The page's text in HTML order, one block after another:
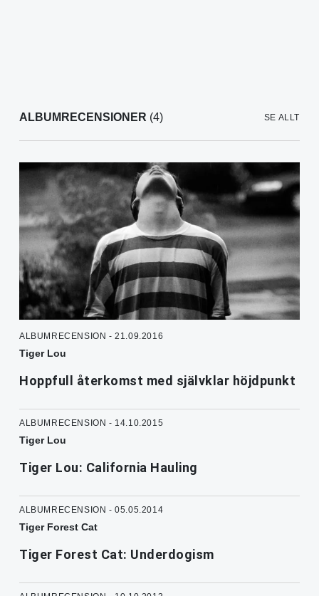
ALBUMRECENSIONER (4) SE ALLT
ALBUMRECENSION - 21.09.2016
Tiger Lou
Hoppfull återkomst med självklar höjdpunkt
ALBUMRECENSION - 14.10.2015
Tiger Lou
Tiger Lou: California Hauling
ALBUMRECENSION - 05.05.2014
Tiger Forest Cat
Tiger Forest Cat: Underdogism